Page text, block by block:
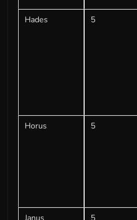
Hades
5
Horus
5